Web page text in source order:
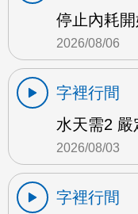
停止內耗
2026/08/06
字裡行間
水天需2 嚴
2026/08/03
字裡行間